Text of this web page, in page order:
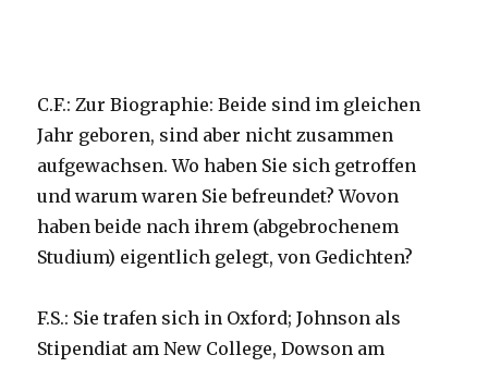
C.F.: Zur Biographie: Beide sind im gleichen
Jahr geboren, sind aber nicht zusammen
aufgewachsen. Wo haben Sie sich getroffen
und warum waren Sie befreundet? Wovon
haben beide nach ihrem (abgebrochenem
Studium) eigentlich gelegt, von Gedichten?
F.S.: Sie trafen sich in Oxford; Johnson als
Stipendiat am New College, Dowson am